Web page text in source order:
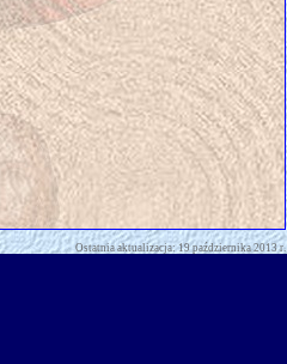
Ostatnia aktualizacja: 19 października 2013 r.